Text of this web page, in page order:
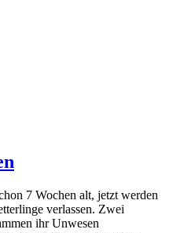
7 Wochen alt, jetzt werden
verlassen. Zwei
ihr Unwesen